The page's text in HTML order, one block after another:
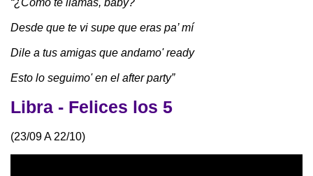
“¿Cómo te llamas, baby?
Desde que te vi supe que eras pa’ mí
Dile a tus amigas que andamo' ready
Esto lo seguimo' en el after party”
Libra - Felices los 5
(23/09 A 22/10)